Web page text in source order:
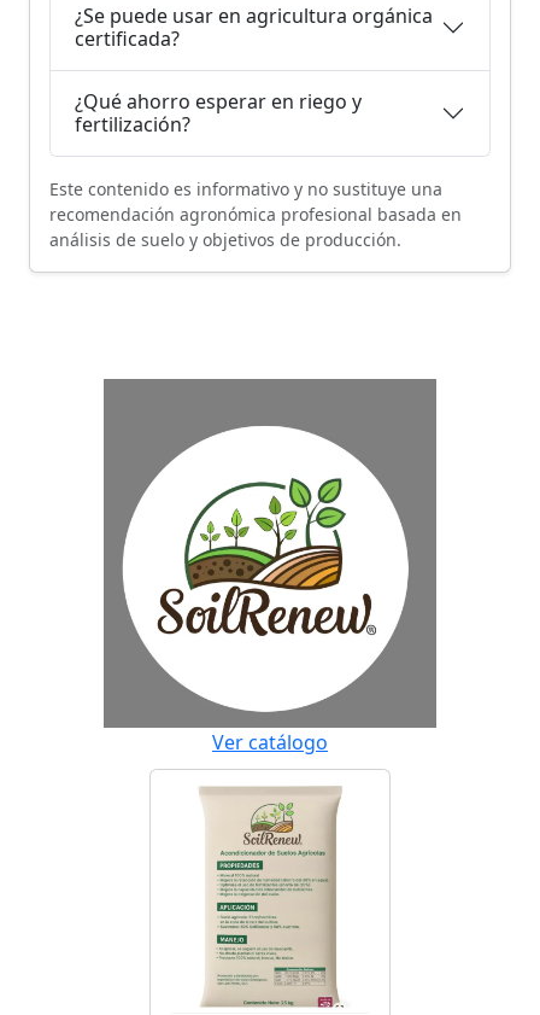
¿Se puede usar en agricultura orgánica
certificada?
¿Qué ahorro esperar en riego y
fertilización?
Este contenido es informativo y no sustituye una
recomendación agronómica profesional basada en
análisis de suelo y objetivos de producción.
Ver catálogo